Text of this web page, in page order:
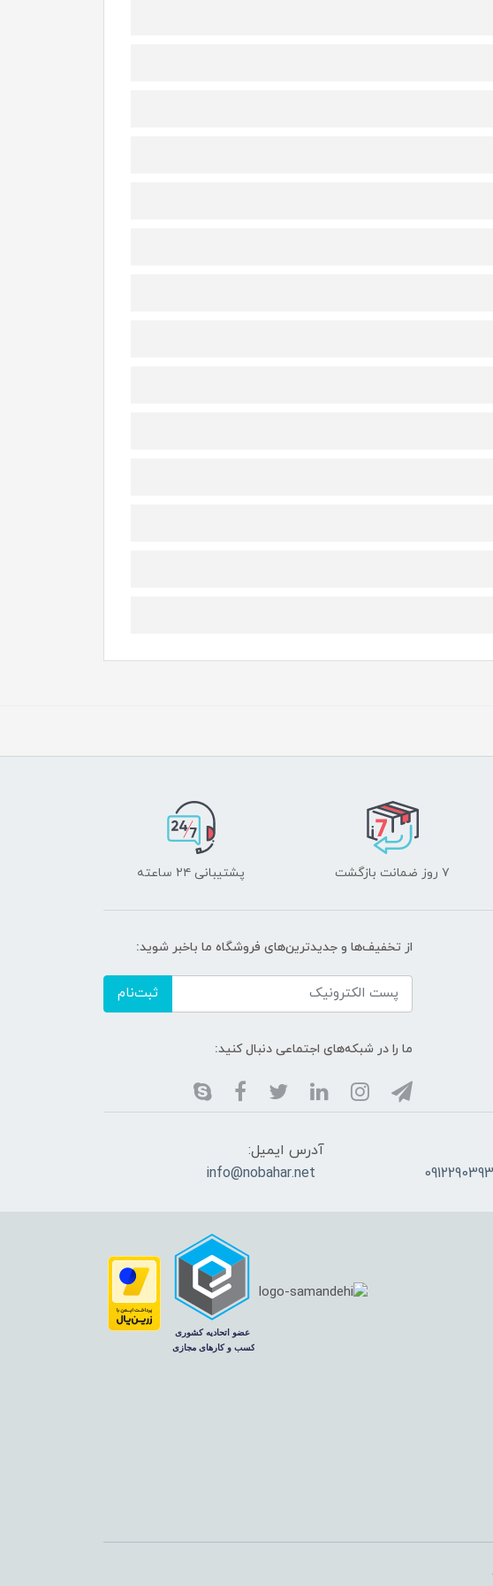
۷ روز ضمانت بازگشت پشتیبانی ۲۴ ساعته
از تخفیف‌ها و جدیدترین‌های فروشگاه ما باخبر شوید:
ثبت‌نام
ما را در شبکه‌های اجتماعی دنبال کنید:
آدرس ایمیل:
info@nobahar.net